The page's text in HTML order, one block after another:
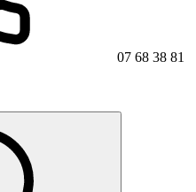
07 68 38 81